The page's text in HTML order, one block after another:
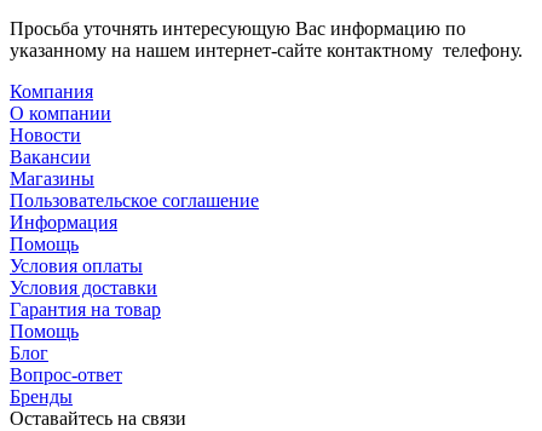
Просьба уточнять интересующую Вас информацию по
указанному на нашем интернет-сайте контактному телефону.
Компания
О компании
Новости
Вакансии
Магазины
Пользовательское соглашение
Информация
Помощь
Условия оплаты
Условия доставки
Гарантия на товар
Помощь
Блог
Вопрос-ответ
Бренды
Оставайтесь на связи